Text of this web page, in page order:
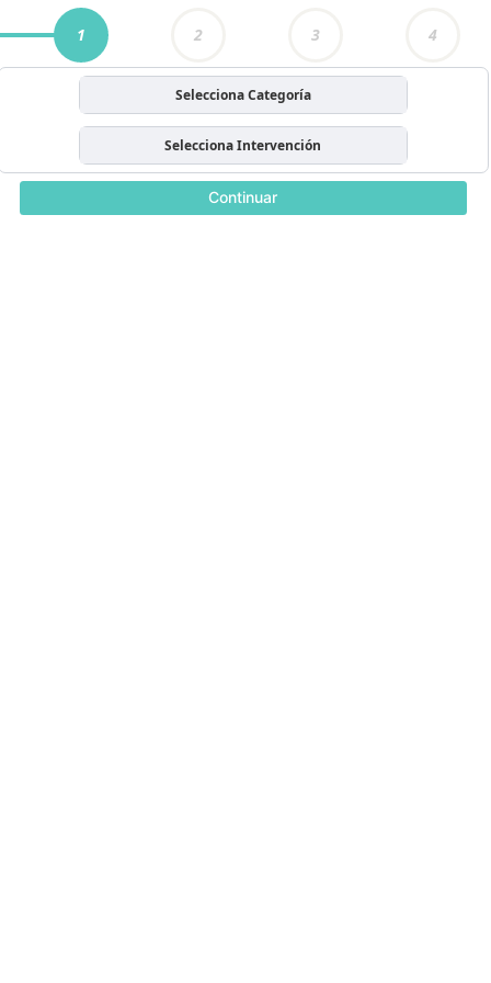
1 2 3 4
Selecciona Categoría
Selecciona Intervención
Continuar